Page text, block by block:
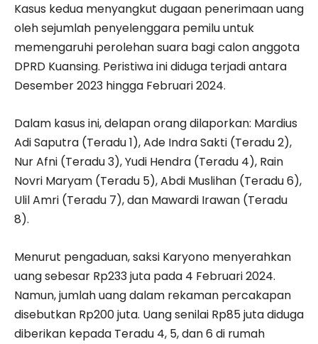
Kasus kedua menyangkut dugaan penerimaan uang
oleh sejumlah penyelenggara pemilu untuk
memengaruhi perolehan suara bagi calon anggota
DPRD Kuansing. Peristiwa ini diduga terjadi antara
Desember 2023 hingga Februari 2024.
Dalam kasus ini, delapan orang dilaporkan: Mardius
Adi Saputra (Teradu 1), Ade Indra Sakti (Teradu 2),
Nur Afni (Teradu 3), Yudi Hendra (Teradu 4), Rain
Novri Maryam (Teradu 5), Abdi Muslihan (Teradu 6),
Ulil Amri (Teradu 7), dan Mawardi Irawan (Teradu
8).
Menurut pengaduan, saksi Karyono menyerahkan
uang sebesar Rp233 juta pada 4 Februari 2024.
Namun, jumlah uang dalam rekaman percakapan
disebutkan Rp200 juta. Uang senilai Rp85 juta diduga
diberikan kepada Teradu 4, 5, dan 6 di rumah